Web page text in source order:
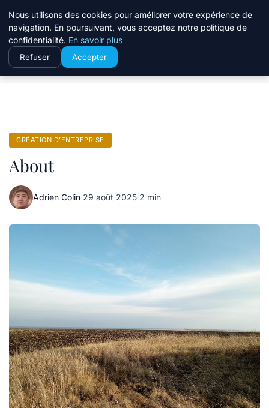
Travail Saisonnier
Accueil Création d’entreprise
CRÉATION D’ENTREPRISE
About
Adrien Colin·29 août 2025·2 min
Nous utilisons des cookies pour améliorer votre expérience de
navigation. En poursuivant, vous acceptez notre politique de
confidentialité. En savoir plus
Refuser Accepter